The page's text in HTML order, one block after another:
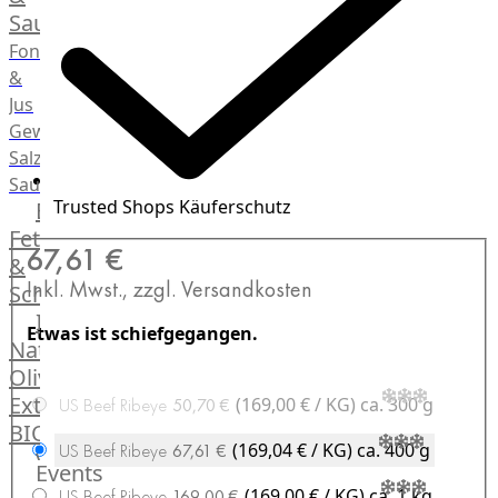
Saucen
Fonds
&
Jus
Gewürze
Salz
Saucen
Butter,
Fett
&
Schmalz
ItalianBar
Natives
Olivenöl
Extra
BIO
Veggie
Hardware
Events
Trusted Shops Käuferschutz
67,61 €
Inkl. Mwst., zzgl. Versandkosten
Etwas ist schiefgegangen.
US Beef Ribeye 50,70 € (169,00 € / KG) ca. 300 g
US Beef Ribeye 67,61 € (169,04 € / KG)ca. 400 g